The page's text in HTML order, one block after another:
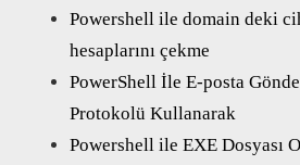
Powershell ile domain deki
hesaplarını çekme
PowerShell İle E-posta
Protokolü Kullanarak
Powershell ile EXE Dosyası